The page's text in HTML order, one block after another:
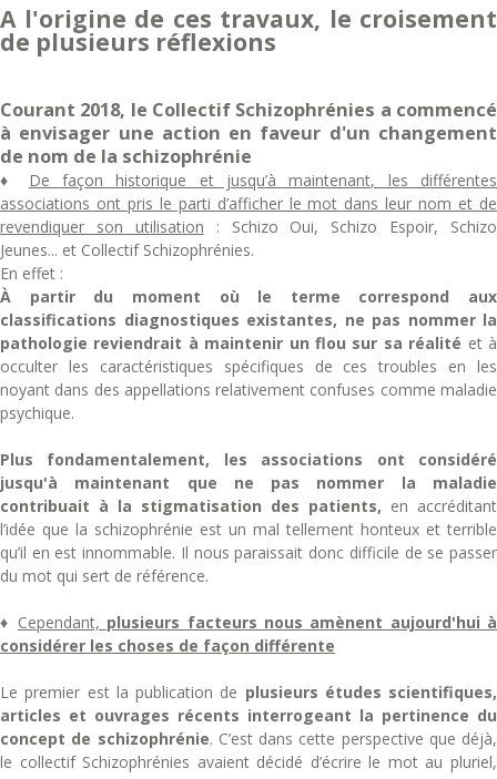
A l'origine de ces travaux, le croisement
de plusieurs réflexions
Courant 2018, le Collectif Schizophrénies a commencé
à envisager une action en faveur d'un changement
de nom de la schizophrénie
♦ De façon historique et jusqu’à maintenant, les différentes
associations ont pris le parti d’afficher le mot dans leur nom et de
revendiquer son utilisation : Schizo Oui, Schizo Espoir, Schizo
Jeunes... et Collectif Schizophrénies.
En effet :
À partir du moment où le terme correspond aux
classifications diagnostiques existantes, ne pas nommer la
pathologie reviendrait à maintenir un flou sur sa réalité et à
occulter les caractéristiques spécifiques de ces troubles en les
noyant dans des appellations relativement confuses comme maladie
psychique.
Plus fondamentalement, les associations ont considéré
jusqu'à maintenant que ne pas nommer la maladie
contribuait à la stigmatisation des patients, en accréditant
l’idée que la schizophrénie est un mal tellement honteux et terrible
qu’il en est innommable. Il nous paraissait donc difficile de se passer
du mot qui sert de référence.
♦ Cependant, plusieurs facteurs nous amènent aujourd'hui à
considérer les choses de façon différente
Le premier est la publication de plusieurs études scientifiques,
articles et ouvrages récents interrogeant la pertinence du
concept de schizophrénie. C’est dans cette perspective que déjà,
le collectif Schizophrénies avaient décidé d’écrire le mot au pluriel,